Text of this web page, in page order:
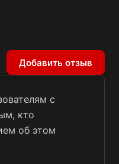
с
кто
об этом
Добавить отзыв